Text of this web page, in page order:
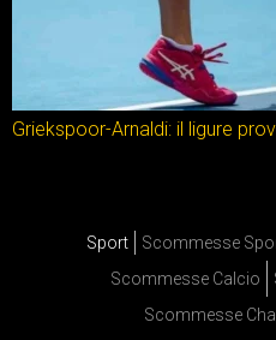
Griekspoor-Arnaldi: il ligure
Sport Scommesse
Scommesse Calcio
Scommesse